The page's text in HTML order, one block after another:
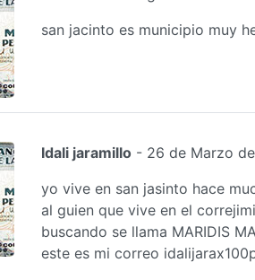
san jacinto es municipio muy
Idali jaramillo- 26 de Marzo
yo vive en san jasinto hace
al guien que vive en el
buscando se llama MARIDIS
este es mi correo